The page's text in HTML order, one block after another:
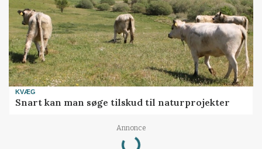
KVÆG
Snart kan man søge tilskud til naturprojekter
Annonce
Loading...